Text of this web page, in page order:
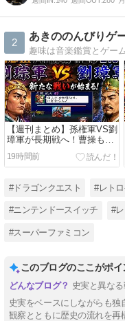
2
あきののんびりゲ
【週刊まとめ】孫権軍VS劉
璋軍が長期戦へ！曹操も参
戦する激動の4年間｜三國
志Ⅲ AI観戦 #29〜#35【完
19時間前
#ドラゴンクエスト #レト
#ニンテンドースイッチ #
#スーパーファミコン
このブログのここがポイ
史実と異な
史実をベースにしながらも
観察とともに歴史の流れを再